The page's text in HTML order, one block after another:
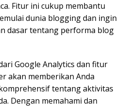
Fitur ini cukup membantu
dunia blogging dan ingin
dasar tentang performa blog
Google Analytics dan fitur
akan memberikan Anda
tentang aktivitas
Dengan memahami dan